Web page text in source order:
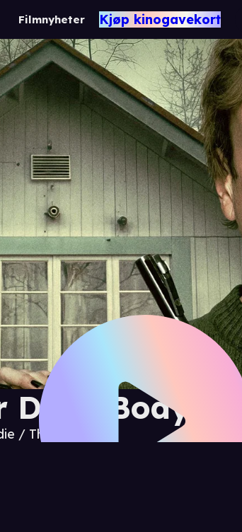
Filmnyheter Kjøp kinogavekort
Dead Body
/ Thriller